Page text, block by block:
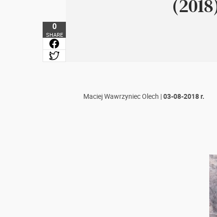
0
SHARE
Maciej Wawrzyniec Olech |03-08-2018 r.